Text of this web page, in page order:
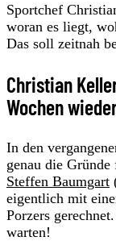
Sportchef
woran es liegt,
Das soll zeitnah
Christian
Wochen
In den
genau die
Steffen Baumgart
eigentlich mit
Porzers
warten!